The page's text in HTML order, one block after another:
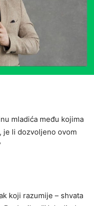
mladića među kojima
je li dozvoljeno ovom
koji razumije – shvata